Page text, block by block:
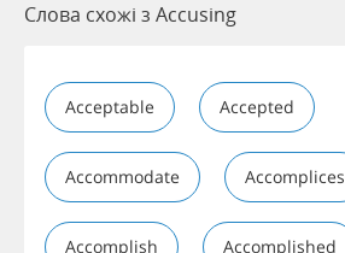
Слова схожі з Accusing
Acceptable Accepted
Accommodate Accomplices
Accomplish Accomplished